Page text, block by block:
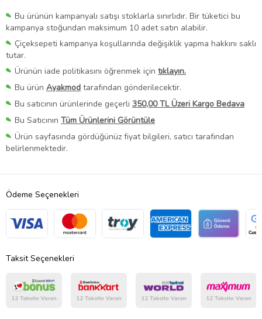
Bu ürünün kampanyalı satışı stoklarla sınırlıdır. Bir tüketici bu
kampanya stoğundan maksimum 10 adet satın alabilir.
Çiçeksepeti kampanya koşullarında değişiklik yapma hakkını saklı
tutar.
Ürünün iade politikasını öğrenmek için tıklayın.
Bu ürün Ayakmod tarafından gönderilecektir.
Bu satıcının ürünlerinde geçerli 350,00 TL Üzeri Kargo Bedava
Bu Satıcının Tüm Ürünlerini Görüntüle
Ürün sayfasında gördüğünüz fiyat bilgileri, satıcı tarafından
belirlenmektedir.
Ödeme Seçenekleri
Taksit Seçenekleri